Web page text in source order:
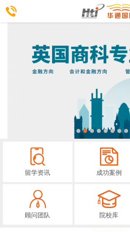
留学资讯 成功案例
顾问团队 院校库